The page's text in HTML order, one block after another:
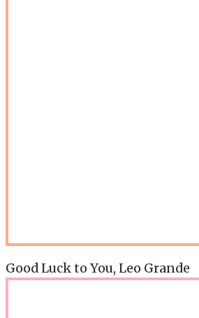
Good Luck to You, Leo Grande